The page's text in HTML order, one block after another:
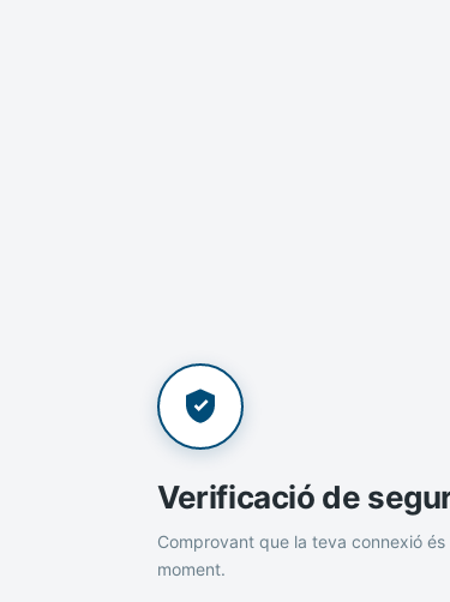
Verificació de
Comprovant que la teva connexió és
moment.